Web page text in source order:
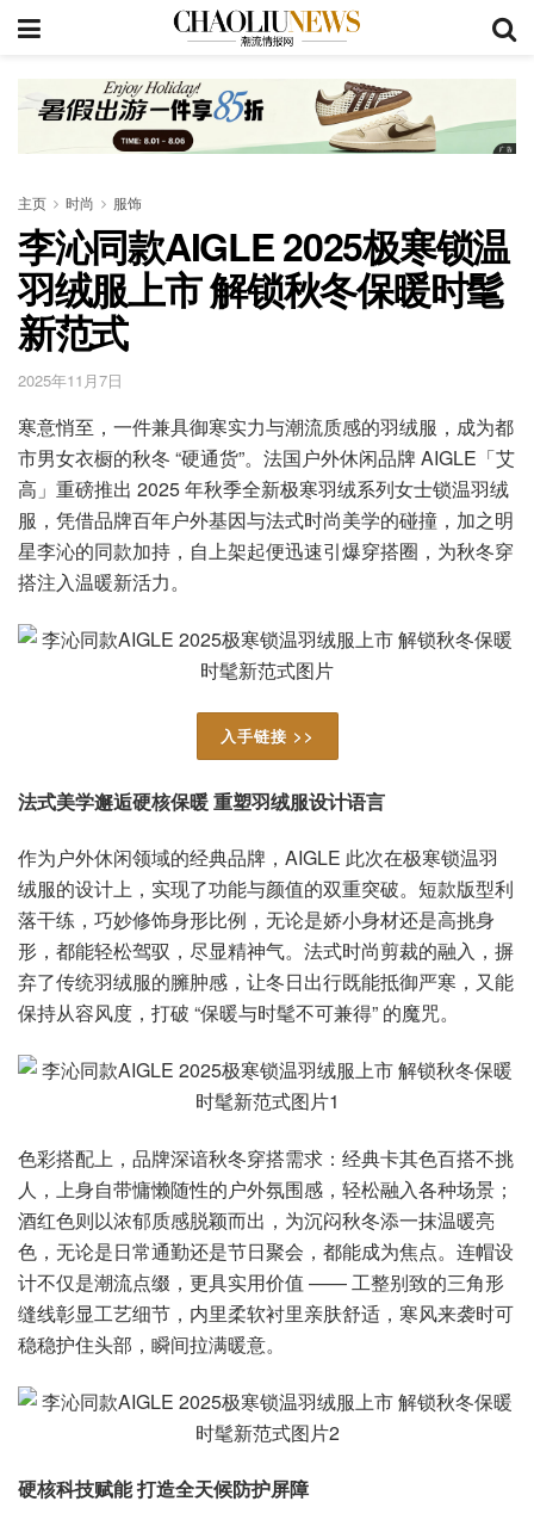
主页 时尚 服饰
李沁同款AIGLE 2025极寒锁温
羽绒服上市 解锁秋冬保暖时髦
新范式
2025年11月7日
寒意悄至，一件兼具御寒实力与潮流质感的羽绒服，成为都
市男女衣橱的秋冬 “硬通货”。法国户外休闲品牌 AIGLE「艾
高」重磅推出 2025 年秋季全新极寒羽绒系列女士锁温羽绒
服，凭借品牌百年户外基因与法式时尚美学的碰撞，加之明
星李沁的同款加持，自上架起便迅速引爆穿搭圈，为秋冬穿
搭注入温暖新活力。
入手链接 >>
法式美学邂逅硬核保暖 重塑羽绒服设计语言
作为户外休闲领域的经典品牌，AIGLE 此次在极寒锁温羽
绒服的设计上，实现了功能与颜值的双重突破。短款版型利
落干练，巧妙修饰身形比例，无论是娇小身材还是高挑身
形，都能轻松驾驭，尽显精神气。法式时尚剪裁的融入，摒
弃了传统羽绒服的臃肿感，让冬日出行既能抵御严寒，又能
保持从容风度，打破 “保暖与时髦不可兼得” 的魔咒。
色彩搭配上，品牌深谙秋冬穿搭需求：经典卡其色百搭不挑
人，上身自带慵懒随性的户外氛围感，轻松融入各种场景；
酒红色则以浓郁质感脱颖而出，为沉闷秋冬添一抹温暖亮
色，无论是日常通勤还是节日聚会，都能成为焦点。连帽设
计不仅是潮流点缀，更具实用价值 —— 工整别致的三角形
缝线彰显工艺细节，内里柔软衬里亲肤舒适，寒风来袭时可
稳稳护住头部，瞬间拉满暖意。
硬核科技赋能 打造全天候防护屏障